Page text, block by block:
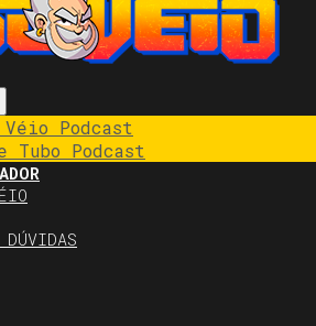
Véio Podcast
Tubo Podcast